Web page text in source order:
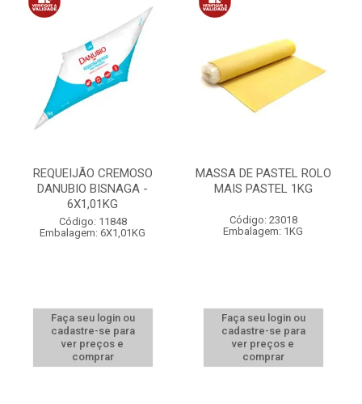
REQUEIJÃO CREMOSO
DANUBIO BISNAGA -
6X1,01KG
Código: 11848
Embalagem: 6X1,01KG
Faça seu login ou
cadastre-se para
ver preços e
comprar
MASSA DE PASTEL ROLO
MAIS PASTEL 1KG
Código: 23018
Embalagem: 1KG
Faça seu login ou
cadastre-se para
ver preços e
comprar